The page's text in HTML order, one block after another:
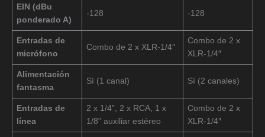
EIN (dBu
ponderado A)
-128 -128
Entradas de
micrófono
Combo de 2 x XLR-1/4″
Combo de 2 x
XLR-1/4″
Alimentación
fantasma
Sí (1 canal) Sí (2 canales)
Entradas de
línea
2 x 1/4”, 2 x RCA, 1 x
1/8” auxiliar estéreo
Combo de 2 x
XLR-1/4″